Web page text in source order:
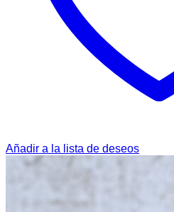
Añadir a la lista de deseos